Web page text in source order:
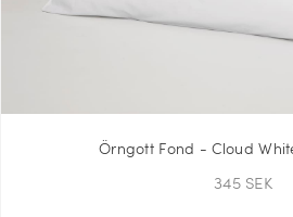
Örngott Fond - Cloud
345 SEK